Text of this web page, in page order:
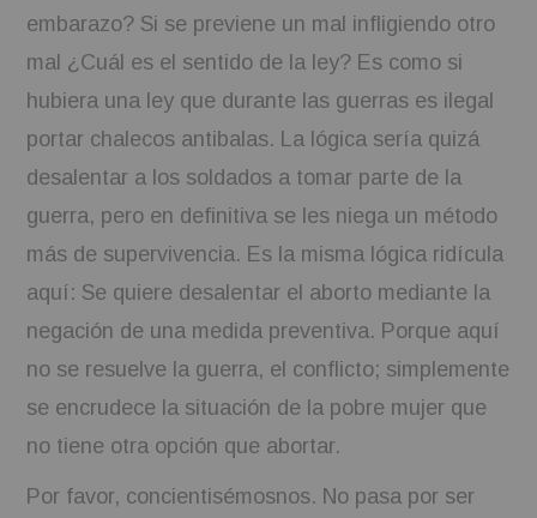
embarazo? Si se previene un mal infligiendo otro
mal ¿Cuál es el sentido de la ley? Es como si
hubiera una ley que durante las guerras es ilegal
portar chalecos antibalas. La lógica sería quizá
desalentar a los soldados a tomar parte de la
guerra, pero en definitiva se les niega un método
más de supervivencia. Es la misma lógica ridícula
aquí: Se quiere desalentar el aborto mediante la
negación de una medida preventiva. Porque aquí
no se resuelve la guerra, el conflicto; simplemente
se encrudece la situación de la pobre mujer que
no tiene otra opción que abortar.
Por favor, concientisémosnos. No pasa por ser